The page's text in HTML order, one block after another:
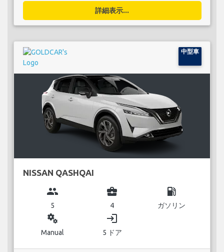
詳細表示...
中型車
NISSAN QASHQAI
group
5
business_center
4
local_gas_station
ガソリン
miscellaneous_services
Manual
login
5 ドア